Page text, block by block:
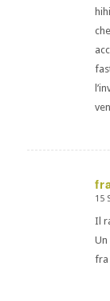
15
Il
Un
fra